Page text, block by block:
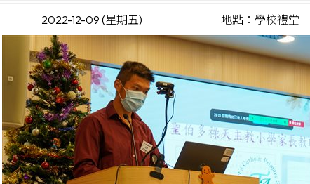
2022-12-09 (星期五) 地點：學校禮堂